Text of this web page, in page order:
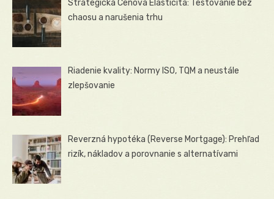
Strategická Cenová Elasticita: Testovanie bez
chaosu a narušenia trhu
Riadenie kvality: Normy ISO, TQM a neustále
zlepšovanie
Reverzná hypotéka (Reverse Mortgage): Prehľad
rizík, nákladov a porovnanie s alternatívami